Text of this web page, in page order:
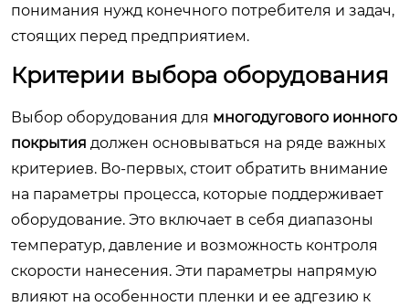
понимания нужд конечного потребителя и задач,
стоящих перед предприятием.
Критерии выбора оборудования
Выбор оборудования для многодугового ионного
покрытия должен основываться на ряде важных
критериев. Во-первых, стоит обратить внимание
на параметры процесса, которые поддерживает
оборудование. Это включает в себя диапазоны
температур, давление и возможность контроля
скорости нанесения. Эти параметры напрямую
влияют на особенности пленки и ее адгезию к